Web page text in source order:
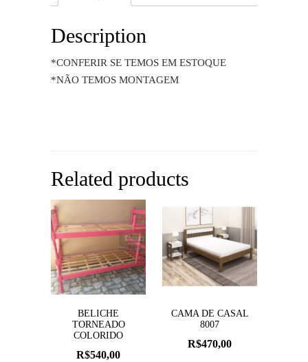
Description
*CONFERIR SE TEMOS EM ESTOQUE
*NÃO TEMOS MONTAGEM
Related products
BELICHE
TORNEADO
COLORIDO
R$540,00
CAMA DE CASAL
8007
R$470,00